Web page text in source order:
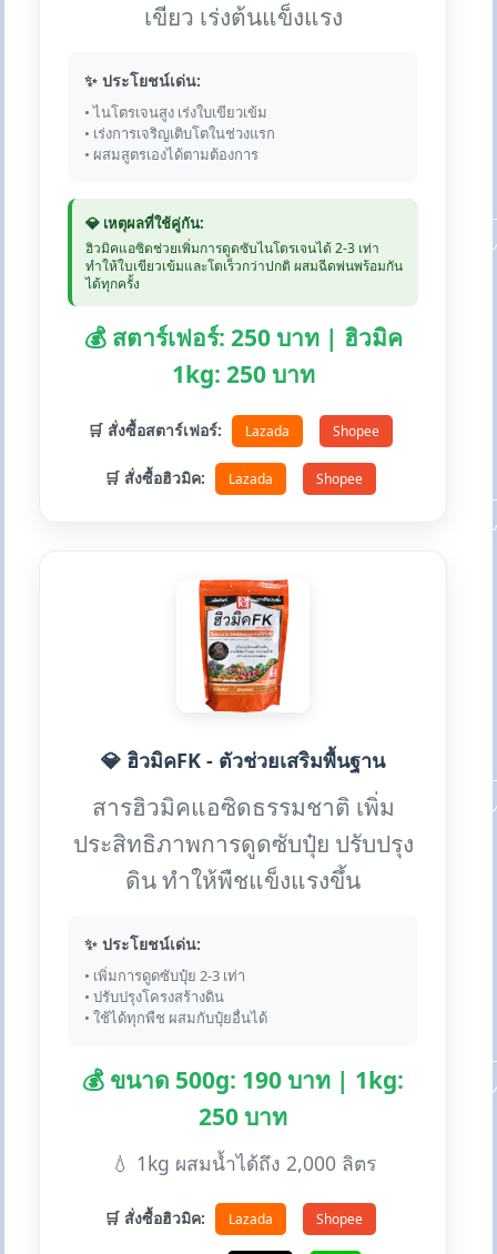
เขียว เร่งต้นแข็งแรง
✨ ประโยชน์เด่น:
• ไนโตรเจนสูง เร่งใบเขียวเข้ม
• เร่งการเจริญเติบโตในช่วงแรก
• ผสมสูตรเองได้ตามต้องการ
💎 เหตุผลที่ใช้คู่กัน:
ฮิวมิคแอซิดช่วยเพิ่มการดูดซับไนโตรเจนได้ 2-3 เท่า
ทำให้ใบเขียวเข้มและโตเร็วกว่าปกติ ผสมฉีดพ่นพร้อมกัน
ได้ทุกครั้ง
💰 สตาร์เฟอร์: 250 บาท | ฮิวมิค
1kg: 250 บาท
🛒 สั่งซื้อสตาร์เฟอร์: Lazada Shopee
🛒 สั่งซื้อฮิวมิค: Lazada Shopee
💎 ฮิวมิคFK - ตัวช่วยเสริมพื้นฐาน
สารฮิวมิคแอซิดธรรมชาติ เพิ่ม
ประสิทธิภาพการดูดซับปุ๋ย ปรับปรุง
ดิน ทำให้พืชแข็งแรงขึ้น
✨ ประโยชน์เด่น:
• เพิ่มการดูดซับปุ๋ย 2-3 เท่า
• ปรับปรุงโครงสร้างดิน
• ใช้ได้ทุกพืช ผสมกับปุ๋ยอื่นได้
💰 ขนาด 500g: 190 บาท | 1kg:
250 บาท
💧 1kg ผสมน้ำได้ถึง 2,000 ลิตร
🛒 สั่งซื้อฮิวมิค: Lazada Shopee